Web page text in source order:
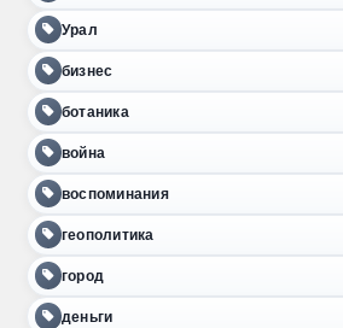
Урал
бизнес
ботаника
война
воспоминания
геополитика
город
деньги